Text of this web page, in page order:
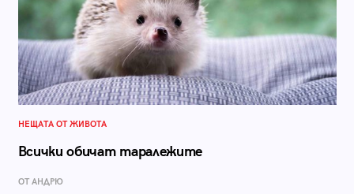
НЕЩАТА ОТ ЖИВОТА
Всички обичат таралежите
ОТ АНДРЮ